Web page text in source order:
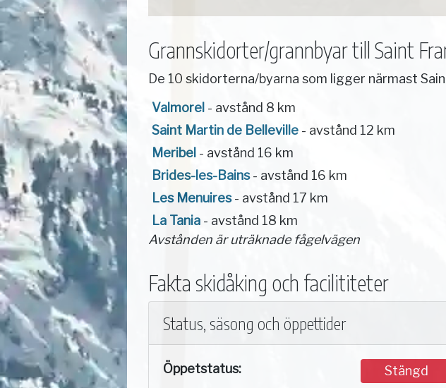
Grannskidorter/grannbyar till Saint
De 10 skidorterna/byarna som ligger närmast
Valmorel - avstånd 8 km
Saint Martin de Belleville - avstånd 12 km
Meribel - avstånd 16 km
Brides-les-Bains- avstånd 16 km
Les Menuires- avstånd 17 km
La Tania - avstånd 18 km
Avstånden är uträknade fågelvägen
Fakta skidåking och facilititeter
Status, säsong och öppettider
Öppetstatus:
Stängd